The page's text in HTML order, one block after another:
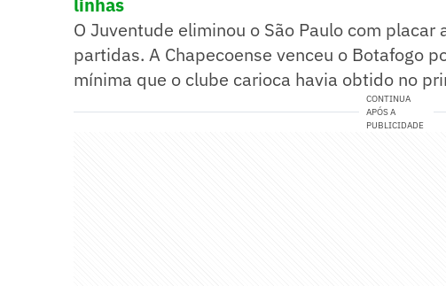
linhas
O Juventude eliminou o São Paulo com placar
partidas. A Chapecoense venceu o Botafogo
mínima que o clube carioca havia obtido no
CONTINUA
APÓS A
PUBLICIDADE